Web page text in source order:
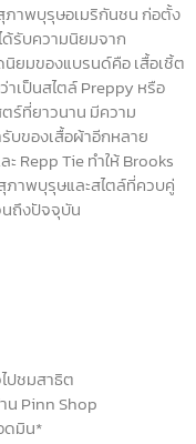
ภาพบุรุษอเมริกันชน ก่อตั้ง
ด้รับความนิยมจาก
ยมของแบรนด์คือ เสื้อเชิ้ต
เป็นสไตล์ Preppy หรือ
ร์ที่ยาวนาน มีความ
บของเสื้อผ้าอีกหลาย
Repp Tie ทำให้ Brooks
ภาพบุรุษและสไตล์ที่ควบคู่
ถึงปัจจุบัน
ปชมสาธิต
น Pinn Shop
ดมิน*